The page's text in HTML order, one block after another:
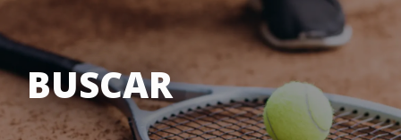
BUSCAR